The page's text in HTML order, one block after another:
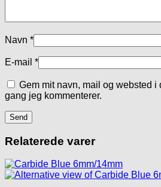
Navn *
E-mail *
Gem mit navn, mail og websted
gang jeg kommenterer.
Relaterede varer